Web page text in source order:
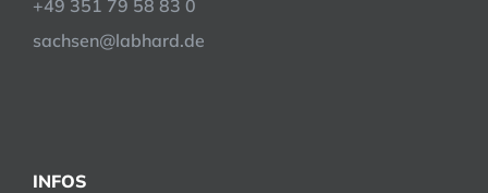
+49 351 79 58 83 0
sachsen@labhard.de
INFOS